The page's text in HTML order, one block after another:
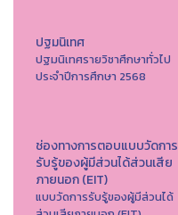
ปฐมนิเทศ
ปฐมนิเทศรายวิชาศึกษาทั่วไป
ประจำปีการศึกษา 2568
ช่องทางการตอบแบบวัดการ
รับรู้ของผู้มีส่วนได้ส่วนเสีย
ภายนอก (EIT)
แบบวัดการรับรู้ของผู้มีส่วนได้